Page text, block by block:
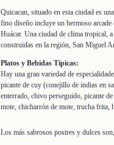
Quicacan, situado en esta ciudad es
fino diseño incluye un hermoso
Huácar. Una ciudad de clima tropical,
construidas en la región, San Miguel
Platos y Bebidas Típicas:
Hay una gran variedad de
picante de cuy (conejillo de indias en
enterrado, chivo perseguido, picante
mote, chicharrón de mote, trucha frita,
Los más sabrosos postres y dulces